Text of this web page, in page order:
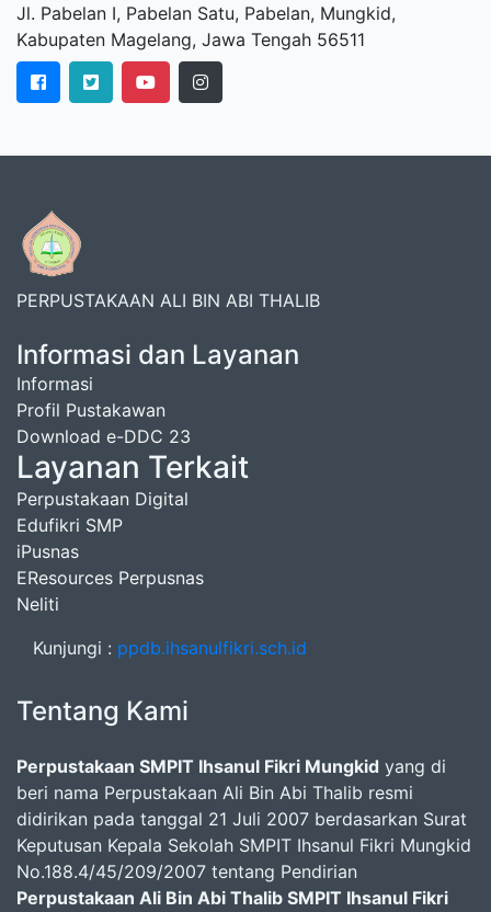
Jl. Pabelan I, Pabelan Satu, Pabelan, Mungkid,
Kabupaten Magelang, Jawa Tengah 56511
PERPUSTAKAAN ALI BIN ABI THALIB
Informasi dan Layanan
Informasi
Profil Pustakawan
Download e-DDC 23
Layanan Terkait
Perpustakaan Digital
Edufikri SMP
iPusnas
EResources Perpusnas
Neliti
Kunjungi : ppdb.ihsanulfikri.sch.id
Tentang Kami
Perpustakaan SMPIT Ihsanul Fikri Mungkid yang di
beri nama Perpustakaan Ali Bin Abi Thalib resmi
didirikan pada tanggal 21 Juli 2007 berdasarkan Surat
Keputusan Kepala Sekolah SMPIT Ihsanul Fikri Mungkid
No.188.4/45/209/2007 tentang Pendirian
Perpustakaan Ali Bin Abi Thalib SMPIT Ihsanul Fikri